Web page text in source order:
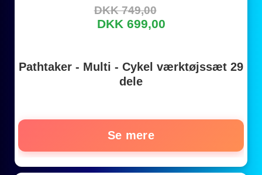
DKK 749,00
DKK 699,00
Pathtaker - Multi - Cykel værktøjssæt 29
dele
Se mere